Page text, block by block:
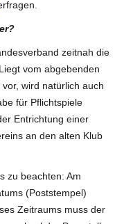
zeitnah die
vom abgebenden
wird natürlich auch
für Pflichtspiele
Entrichtung einer
an den alten Klub
zu beachten: Am
(Poststempel)
Zeitraums muss der